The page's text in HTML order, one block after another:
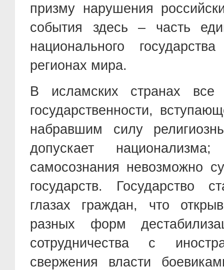
призму нарушения
события здесь – часть
национального
регионах мира.
В исламских странах все
государственности,
набравшим силу
допускает
самосознания невозможно
государств. Государство
глазах граждан, что
разных форм
сотрудничества с
свержения власти